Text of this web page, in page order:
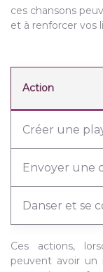
ces chansons
et à renforcer vos
Action
Créer une
Envoyer une
Danser et se
Ces actions,
peuvent avoir un